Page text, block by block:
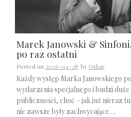
Marek Janowski &
po raz ostatni
Posted on 2026-04-28 by Oskar
Każdy występ Marka Janowskiego
wydarzenia specjalnego i budzi
publiczności, choć – jak już nieraz
nie zawsze były zachwycające….